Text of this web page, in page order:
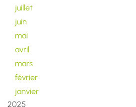
juillet
juin
mai
avril
mars
février
janvier
2025